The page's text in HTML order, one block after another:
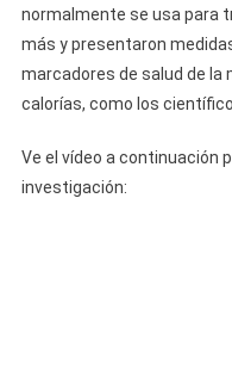
normalmente se usa para
más y presentaron
marcadores de salud de la
calorías, como los
Ve el vídeo a continuación
investigación: